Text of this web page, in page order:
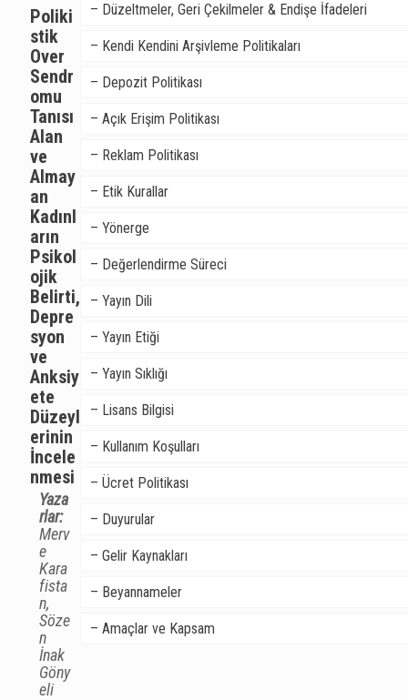
Poliki
stik
Over
Sendr
omu
Tanısı
Alan
ve
Almay
an
Kadınl
arın
Psikol
ojik
Belirti,
Depre
syon
ve
Anksiy
ete
Düzeyl
erinin
İncele
nmesi
Yaza
rlar:
Merv
e
Kara
fista
n,
Söze
n
İnak
Göny
eli
– Düzeltmeler, Geri Çekilmeler & Endişe İfadeleri
– Kendi Kendini Arşivleme Politikaları
– Depozit Politikası
– Açık Erişim Politikası
– Reklam Politikası
– Etik Kurallar
– Yönerge
– Değerlendirme Süreci
– Yayın Dili
– Yayın Etiği
– Yayın Sıklığı
– Lisans Bilgisi
– Kullanım Koşulları
– Ücret Politikası
– Duyurular
– Gelir Kaynakları
– Beyannameler
– Amaçlar ve Kapsam